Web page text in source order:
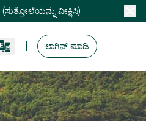
(ಸುತ್ತೋಲೆಯನ್ನು ವೀಕ್ಷಿಸಿ)
ಲಾಗಿನ್ ಮಾಡಿ